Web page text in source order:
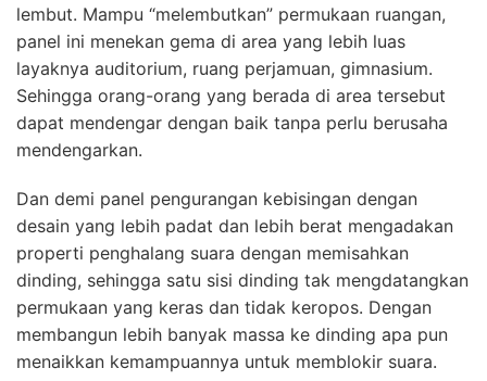
lembut. Mampu “melembutkan” permukaan ruangan,
panel ini menekan gema di area yang lebih luas
layaknya auditorium, ruang perjamuan, gimnasium.
Sehingga orang-orang yang berada di area tersebut
dapat mendengar dengan baik tanpa perlu berusaha
mendengarkan.
Dan demi panel pengurangan kebisingan dengan
desain yang lebih padat dan lebih berat mengadakan
properti penghalang suara dengan memisahkan
dinding, sehingga satu sisi dinding tak mengdatangkan
permukaan yang keras dan tidak keropos. Dengan
membangun lebih banyak massa ke dinding apa pun
menaikkan kemampuannya untuk memblokir suara.